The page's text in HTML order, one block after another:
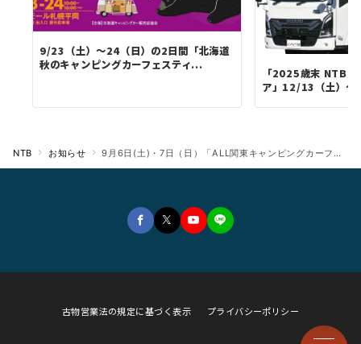
9/23（土）～24（日）の2日間「北海道
秋のキャンピングカーフェスティ...
「2025歳末 NTBキ
ア」12/13（土）
NTB お知らせ 9月6日(土)・7日（日）「ALL関東キャンピングカーフェア2025」（群馬県高崎市）にNTBのキャンピングカー『SAKURA・AKATSUKIワイドベッドモデル・KAGAYAKI』など3台を出展！！
古物営業法の規定に基づく表示 プライバシーポリシー